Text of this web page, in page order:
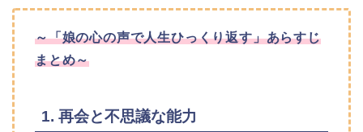
～「娘の心の声で人生ひっくり返す」あらすじ
まとめ～
1. 再会と不思議な能力